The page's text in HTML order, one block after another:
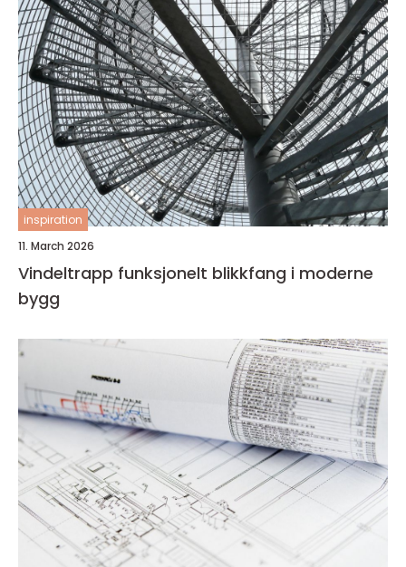
inspiration
11. March 2026
Vindeltrapp funksjonelt blikkfang i moderne
bygg